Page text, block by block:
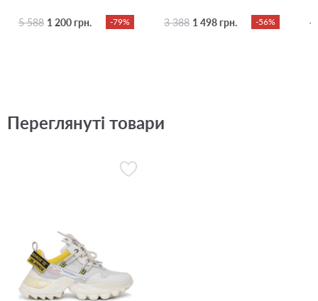
5 588 1 200 грн. -79% 3 388 1 498 грн. -56% 4
Переглянуті товари